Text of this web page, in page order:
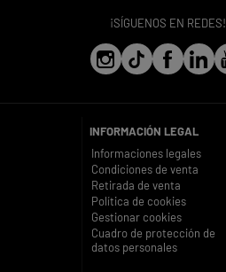
¡SÍGUENOS EN REDES!
INFORMACIÓN LEGAL
Informaciones legales
Condiciones de venta
Retirada de venta
Política de cookies
Gestionar cookies
Cuadro de protección de
datos personales